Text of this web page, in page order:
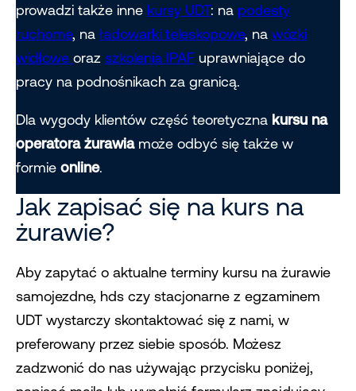
prowadzi także inne kursy UDT: na podesty
ruchome, na ładowarki teleskopowe, na wózki
widłowe oraz szkolenia IPAF uprawniające do
pracy na podnośnikach za granicą.
Dla wygody klientów część teoretyczna kursu na
operatora żurawiamoże odbyć się także w
formie online.
Jak zapisać się na kurs na
żurawie?
Aby zapytać o aktualne terminy kursu na żurawie
samojezdne, hds czy stacjonarne z egzaminem
UDT wystarczy skontaktować się z nami, w
preferowany przez siebie sposób. Możesz
zadzwonić do nas używając przycisku poniżej,